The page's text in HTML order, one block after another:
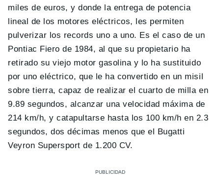
miles de euros, y donde la entrega de potencia
lineal de los motores eléctricos, les permiten
pulverizar los records uno a uno. Es el caso de un
Pontiac Fiero de 1984, al que su propietario ha
retirado su viejo motor gasolina y lo ha sustituido
por uno eléctrico, que le ha convertido en un misil
sobre tierra, capaz de realizar el cuarto de milla en
9.89 segundos, alcanzar una velocidad máxima de
214 km/h, y catapultarse hasta los 100 km/h en 2.3
segundos, dos décimas menos que el Bugatti
Veyron Supersport de 1.200 CV.